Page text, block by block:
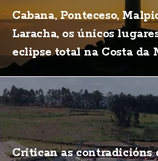
Cabana, Ponteceso,
Laracha, os únicos
eclipse total na Costa da
Critican as contradicións